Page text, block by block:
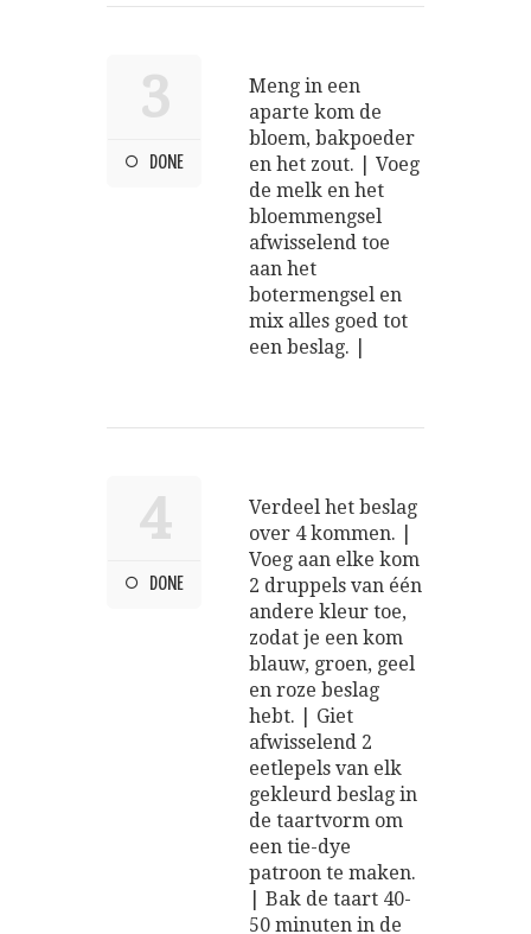
3
DONE
Meng in een
aparte kom de
bloem, bakpoeder
en het zout. | Voeg
de melk en het
bloemmengsel
afwisselend toe
aan het
botermengsel en
mix alles goed tot
een beslag. |
4
DONE
Verdeel het beslag
over 4 kommen. |
Voeg aan elke kom
2 druppels van één
andere kleur toe,
zodat je een kom
blauw, groen, geel
en roze beslag
hebt. | Giet
afwisselend 2
eetlepels van elk
gekleurd beslag in
de taartvorm om
een tie-dye
patroon te maken.
| Bak de taart 40-
50 minuten in de